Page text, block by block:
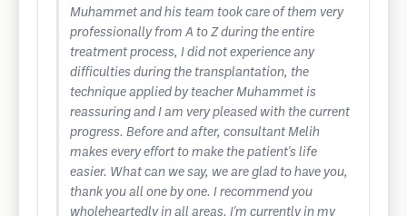
Muhammet and his team took care of them very
professionally from A to Z during the entire
treatment process, I did not experience any
difficulties during the transplantation, the
technique applied by teacher Muhammet is
reassuring and I am very pleased with the current
progress. Before and after, consultant Melih
makes every effort to make the patient's life
easier. What can we say, we are glad to have you,
thank you all one by one. I recommend you
wholeheartedly in all areas. I'm currently in my